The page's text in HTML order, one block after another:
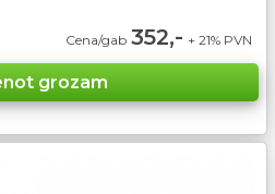
Cena/gab 352,- + 21% PVN